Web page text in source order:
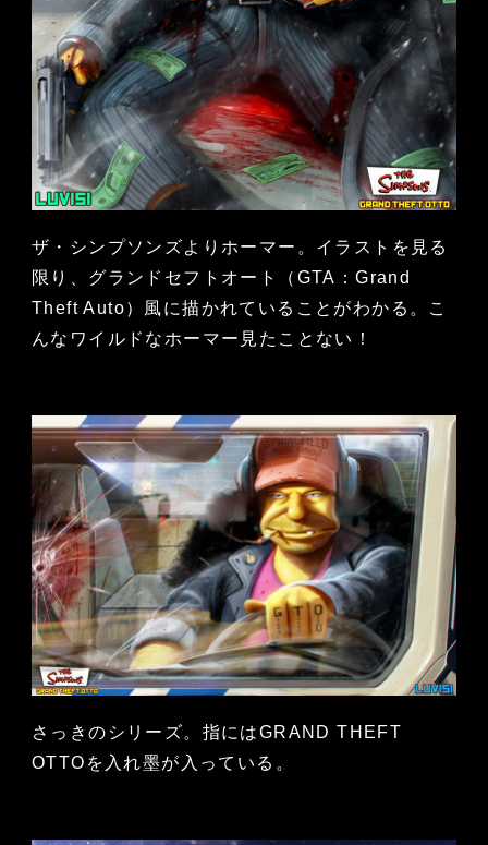
ザ・シンプソンズよりホーマー。イラストを見る
限り、グランドセフトオート（GTA：Grand
Theft Auto）風に描かれていることがわかる。こ
んなワイルドなホーマー見たことない！
さっきのシリーズ。指にはGRAND THEFT
OTTOを入れ墨が入っている。